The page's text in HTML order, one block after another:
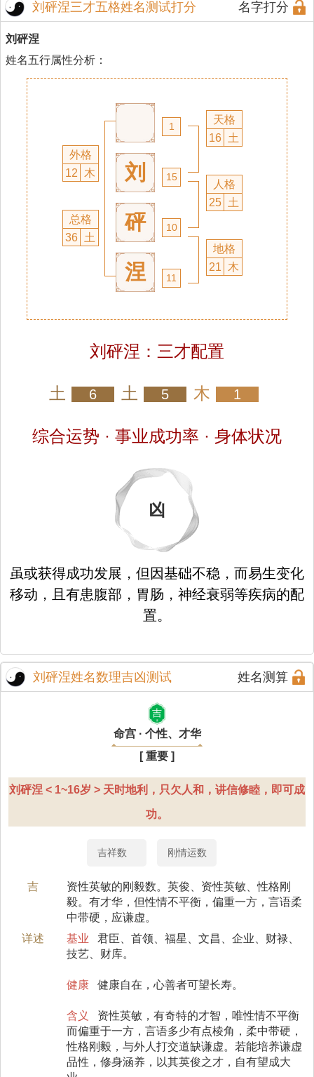
刘砰涅三才五格姓名测试打分 名字打分
刘砰涅
姓名五行属性分析：
外格
12
木
总格
36 土
刘
砰
涅
1
15
10
11
天格
16 土
人格
25 土
地格
21
木
刘砰涅：三才配置
土 6 土 5 木 1
综合运势 · 事业成功率 · 身体状况
凶
虽或获得成功发展，但因基础不稳，而易生变化
移动，且有患腹部，胃肠，神经衰弱等疾病的配
置。
刘砰涅姓名数理吉凶测试 姓名测算
吉
命宫 · 个性、才华
[ 重要 ]
刘砰涅 < 1~16岁 > 天时地利，只欠人和，讲信修睦，即可成
功。
吉祥数 刚情运数
吉
资性英敏的刚毅数。英俊、资性英敏、性格刚
毅。有才华，但性情不平衡，偏重一方，言语柔
中带硬，应谦虚。
详述
基业
君臣、首领、福星、文昌、企业、财禄、
技艺、财库。
健康 健康自在，心善者可望长寿。
含义
资性英敏，有奇特的才智，唯性情不平衡
而偏重于一方，言语多少有点棱角，柔中带硬，
性格刚毅，与外人打交道缺谦虚。若能培养谦虚
品性，修身涵养，以其英俊之才，自有望成大